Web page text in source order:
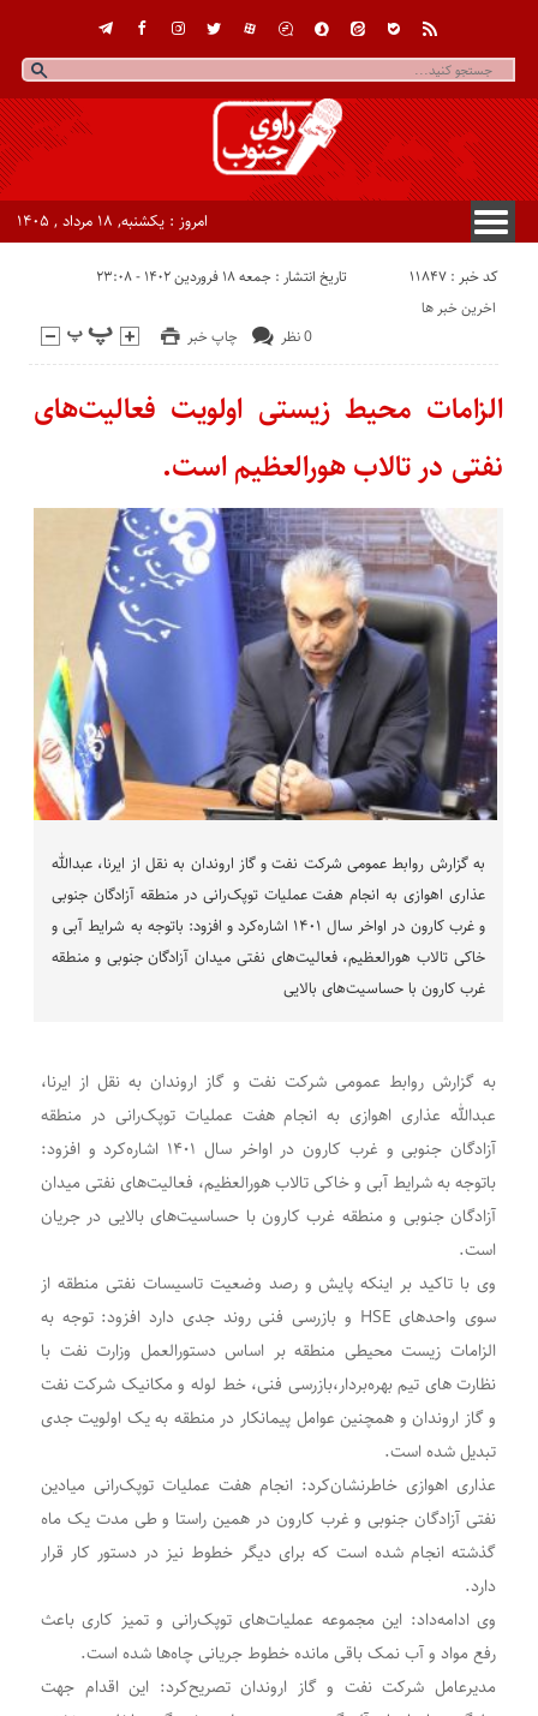
امروز : یکشنبه, ۱۸ مرداد , ۱۴۰۵
کد خبر : 11847 تاریخ انتشار : جمعه ۱۸ فروردین ۱۴۰۲ - ۲۳:۰۸
چاپ خبر 0 نظر
اخرین خبر ها
الزامات محیط زیستی اولویت فعالیت‌های
نفتی در تالاب هورالعظیم است.
به گزارش روابط عمومی شرکت نفت و گاز اروندان به نقل از ایرنا، عبدالله
عذاری اهوازی به انجام هفت عملیات توپک‌رانی در منطقه آزادگان جنوبی
و غرب کارون در اواخر سال ۱۴۰۱ اشاره‌کرد و افزود: باتوجه به شرایط آبی و
خاکی تالاب هورالعظیم، فعالیت‌های نفتی میدان آزادگان جنوبی و منطقه
غرب کارون با حساسیت‌های بالایی
به گزارش روابط عمومی شرکت نفت و گاز اروندان به نقل از ایرنا،
عبدالله عذاری اهوازی به انجام هفت عملیات توپک‌رانی در منطقه
آزادگان جنوبی و غرب کارون در اواخر سال ۱۴۰۱ اشاره‌کرد و افزود:
باتوجه به شرایط آبی و خاکی تالاب هورالعظیم، فعالیت‌های نفتی میدان
آزادگان جنوبی و منطقه غرب کارون با حساسیت‌های بالایی در جریان
است.
وی با تاکید بر اینکه پایش و رصد وضعیت تاسیسات نفتی منطقه از
سوی واحدهای HSE و بازرسی فنی روند جدی دارد افزود: توجه به
الزامات زیست محیطی منطقه بر اساس دستورالعمل وزارت نفت با
نظارت های تیم بهره‌بردار،بازرسی فنی، خط لوله و مکانیک شرکت نفت
و گاز اروندان و همچنین عوامل پیمانکار در منطقه به یک اولویت جدی
تبدیل شده است.
عذاری اهوازی خاطرنشان‌کرد: انجام هفت عملیات توپک‌رانی میادین
نفتی آزادگان جنوبی و غرب کارون در همین راستا و طی مدت یک ماه
گذشته انجام شده است که برای دیگر خطوط نیز در دستور کار قرار
دارد.
وی ادامه‌داد: این مجموعه عملیات‌های توپک‌رانی و تمیز کاری باعث
رفع مواد و آب نمک باقی مانده خطوط جریانی چاه‌ها شده است.
مدیرعامل شرکت نفت و گاز اروندان تصریح‌کرد: این اقدام جهت